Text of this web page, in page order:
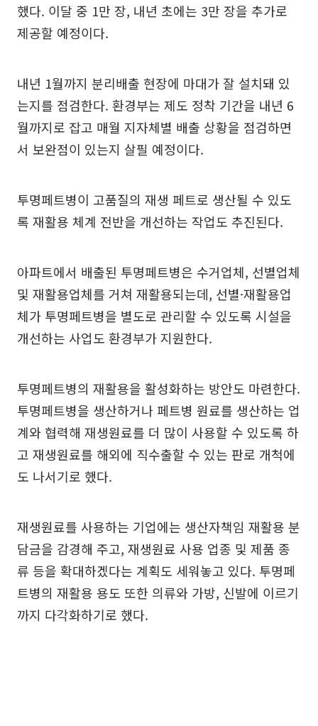
했다. 이달 중 1만 장, 내년 초에는 3만 장을 추가로
제공할 예정이다.
내년 1월까지 분리배출 현장에 마대가 잘 설치돼 있
는지를 점검한다. 환경부는 제도 정착 기간을 내년 6
월까지로 잡고 매월 지자체별 배출 상황을 점검하면
서 보완점이 있는지 살필 예정이다.
투명페트병이 고품질의 재생 페트로 생산될 수 있도
록 재활용 체계 전반을 개선하는 작업도 추진된다.
아파트에서 배출된 투명페트병은 수거업체, 선별업체
및 재활용업체를 거쳐 재활용되는데, 선별·재활용업
체가 투명페트병을 별도로 관리할 수 있도록 시설을
개선하는 사업도 환경부가 지원한다.
투명페트병의 재활용을 활성화하는 방안도 마련한다.
투명페트병을 생산하거나 페트병 원료를 생산하는 업
계와 협력해 재생원료를 더 많이 사용할 수 있도록 하
고 재생원료를 해외에 직수출할 수 있는 판로 개척에
도 나서기로 했다.
재생원료를 사용하는 기업에는 생산자책임 재활용 분
담금을 감경해 주고, 재생원료 사용 업종 및 제품 종
류 등을 확대하겠다는 계획도 세워놓고 있다. 투명페
트병의 재활용 용도 또한 의류와 가방, 신발에 이르기
까지 다각화하기로 했다.